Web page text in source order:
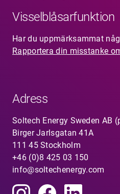
Visselblåsarfunktion
Har du uppmärksammat
Rapportera din misstanke
Adress
Soltech Energy Sweden AB
Birger Jarlsgatan 41A
111 45 Stockholm
+46 (0)8 425 03 150
info@soltechenergy.com